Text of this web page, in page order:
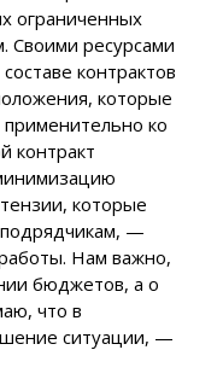
ограниченных
Своими ресурсами
контрактов
которые
ко
контракт
которые
—
Нам важно,
бюджетов, а о
что в
ситуации, —